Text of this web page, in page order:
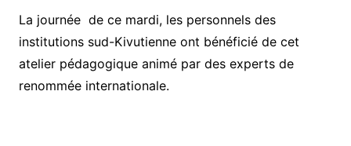
La journée de ce mardi, les personnels des
institutions sud-Kivutienne ont bénéficié de cet
atelier pédagogique animé par des experts de
renommée internationale.